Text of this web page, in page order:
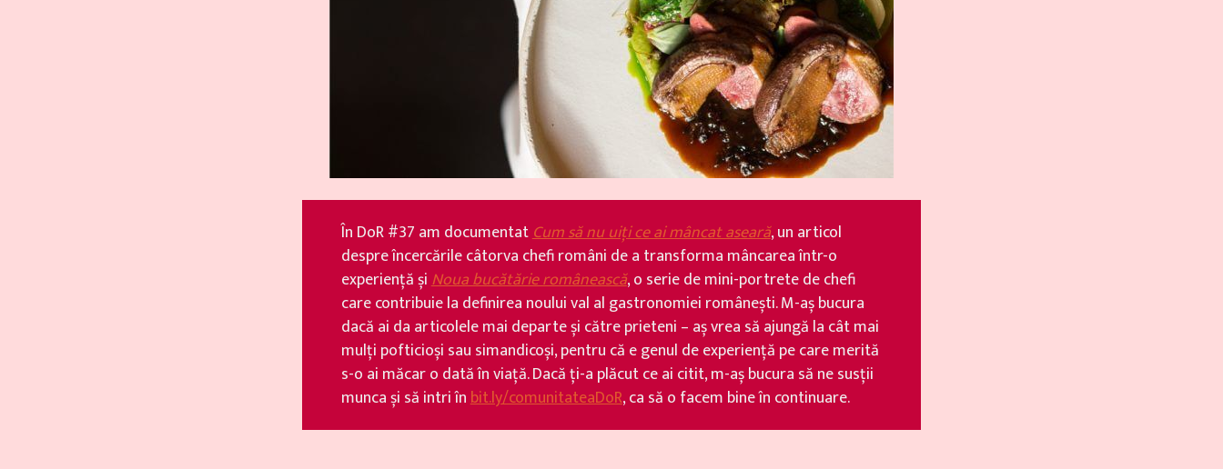
În DoR #37 am documentatCum să nu uiți ce ai mâncat aseară, un articol
despre încercările câtorva chefi români de a transforma mâncarea într-o
experiență șiNoua bucătărie românească, o serie de mini-portrete de chefi
care contribuie la definirea noului val al gastronomiei românești. M-aș bucura
dacă ai da articolele mai departe și către prieteni – aș vrea să ajungă la cât mai
mulți pofticioși sau simandicoși, pentru că e genul de experiență pe care merită
s-o ai măcar o dată în viață. Dacă ți-a plăcut ce ai citit, m-aș bucura să ne susții
munca și să intri înbit.ly/comunitateaDoR, ca să o facem bine în continuare.